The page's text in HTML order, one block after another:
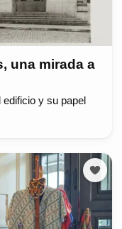
una mirada a
y su papel